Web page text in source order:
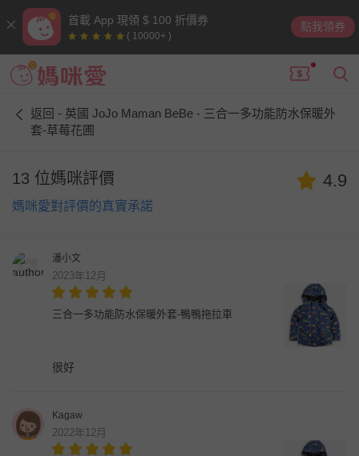
首載 App 現領 $ 100 折價券
( 10000+ )
點我領券
返回 - 英國 JoJo Maman BeBe - 三合一多功能防水保暖外
套-草莓花圃
13 位媽咪評價
媽咪愛對評價的真實承諾
4.9
潘小文
2023年12月
三合一多功能防水保暖外套-鴨鴨拖拉車
很好
Kagaw
2022年12月